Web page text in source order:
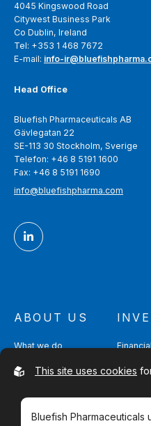
4045 Kingswood Road
Citywest Business Park
Co Dublin, Ireland
Tel: +353 1 468 7672
E-mail: info-
Head Office
Bluefish Pharmaceuticals AB
Gävlegatan 22
SE-113 30 Stockholm, Sverige
Telefon: +46 8 5191 1600
Fax: +46 8 5191 1690
info@bluefishpharma.com
ABOUT US
What we do
Quality & Safety
This site uses cookies
Bluefish